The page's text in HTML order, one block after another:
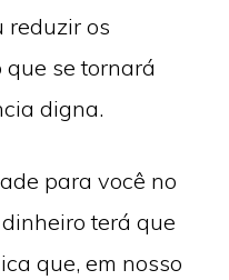
reduzir os
se tornará
digna.
para você no
terá que
que, em nosso